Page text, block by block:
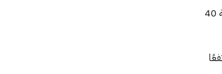
كما ارتفع سعر الجنيه الذهب ليصل إلى 55720 جنيهًا للبيع و55320 جنيهًا للشراء، بعد زيادة بقيمة 40
مرتفعًا